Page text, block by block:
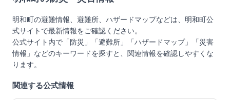
明和町の避難情報、避難所、ハザードマップなどは、 明和町公
式サイトで最新情報をご確認ください。
公式サイト内で「防災」「避難所」「ハザードマップ」「災害
情報」などのキーワードを探すと、関連情報を確認しやすくな
ります。
関連する公式情報